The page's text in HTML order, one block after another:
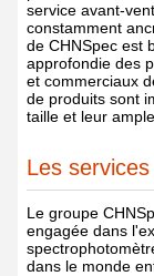
service avant-
constamment
de CHNSpec est
approfondie des
et commerciaux
de produits sont
taille et leur
Les services
Le groupe
engagée dans
dans le monde